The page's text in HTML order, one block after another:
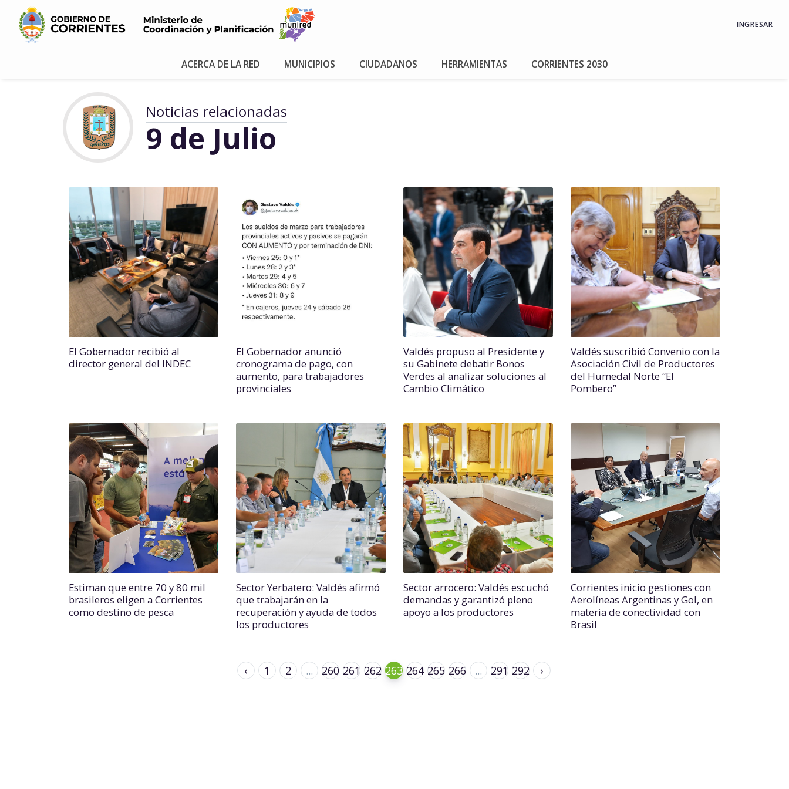
INGRESAR
ACERCA DE LA RED MUNICIPIOS CIUDADANOS HERRAMIENTAS CORRIENTES 2030
Noticias relacionadas
9 de Julio
El Gobernador recibió al
director general del INDEC
El Gobernador anunció
cronograma de pago, con
aumento, para trabajadores
provinciales
Valdés propuso al Presidente y
su Gabinete debatir Bonos
Verdes al analizar soluciones al
Cambio Climático
Valdés suscribió Convenio con la
Asociación Civil de Productores
del Humedal Norte “El
Pombero”
Estiman que entre 70 y 80 mil
brasileros eligen a Corrientes
como destino de pesca
Sector Yerbatero: Valdés afirmó
que trabajarán en la
recuperación y ayuda de todos
los productores
Sector arrocero: Valdés escuchó
demandas y garantizó pleno
apoyo a los productores
Corrientes inicio gestiones con
Aerolíneas Argentinas y Gol, en
materia de conectividad con
Brasil
‹ 1 2 ... 260 261 262 263 264 265 266 ... 291 292 ›